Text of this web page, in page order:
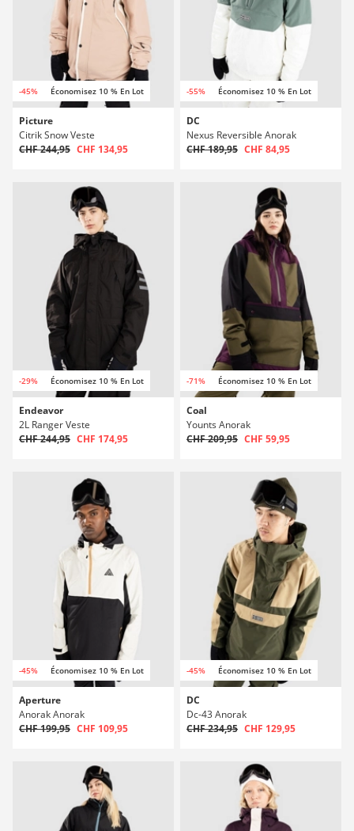
-45% Économisez 10 % En Lot
Picture
Citrik Snow Veste
CHF 244,95 CHF 134,95
-55% Économisez 10 % En Lot
DC
Nexus Reversible Anorak
CHF 189,95 CHF 84,95
-29% Économisez 10 % En Lot
Endeavor
2L Ranger Veste
CHF 244,95 CHF 174,95
-71% Économisez 10 % En Lot
Coal
Younts Anorak
CHF 209,95 CHF 59,95
-45% Économisez 10 % En Lot
Aperture
Anorak Anorak
CHF 199,95 CHF 109,95
-45% Économisez 10 % En Lot
DC
Dc-43 Anorak
CHF 234,95 CHF 129,95